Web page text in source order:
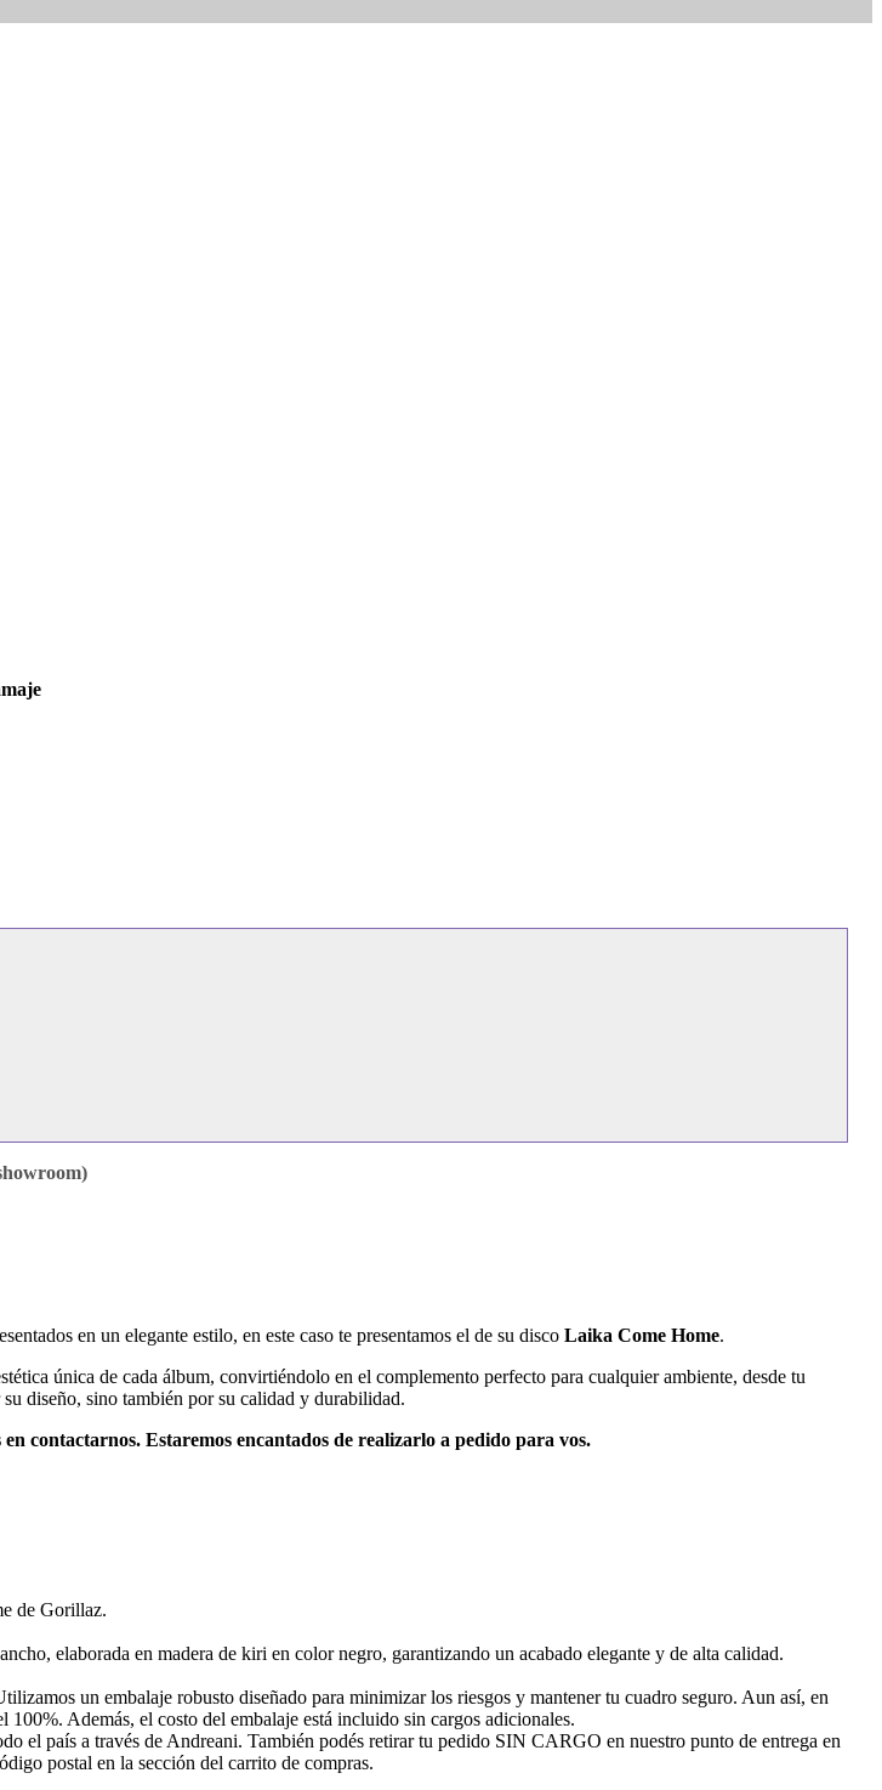
en un elegante estilo, en este caso te presentamos el de su disco Laika Come Home.
única de cada álbum, convirtiéndolo en el complemento perfecto para cualquier ambiente, desde tu
diseño, sino también por su calidad y durabilidad.
contactarnos. Estaremos encantados de realizarlo a pedido para vos.
de Gorillaz.
elaborada en madera de kiri en color negro, garantizando un acabado elegante y de alta calidad.
un embalaje robusto diseñado para minimizar los riesgos y mantener tu cuadro seguro. Aun así, en
Además, el costo del embalaje está incluido sin cargos adicionales.
el país a través de Andreani. También podés retirar tu pedido SIN CARGO en nuestro punto de entrega en
postal en la sección del carrito de compras.